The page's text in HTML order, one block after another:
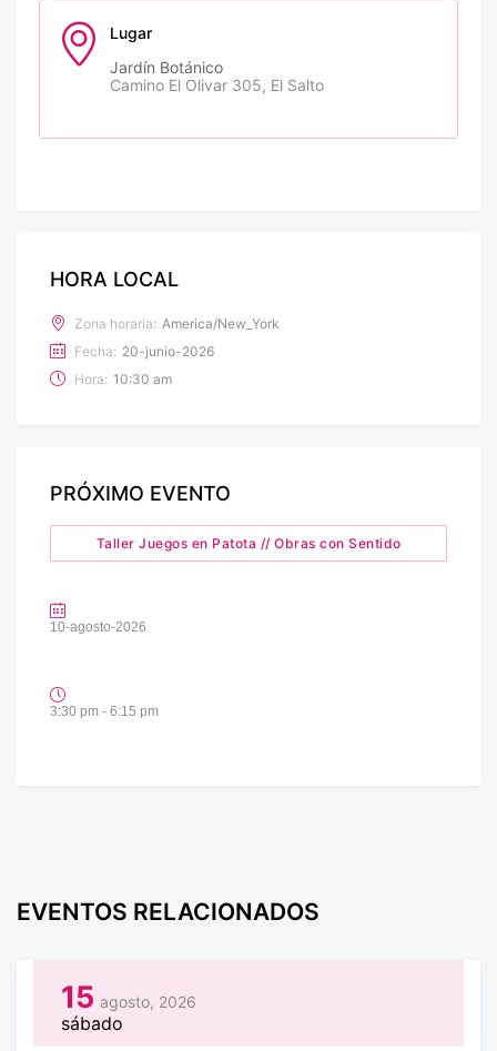
Lugar
Jardín Botánico
Camino El Olivar 305, El Salto
HORA LOCAL
Zona horaria: America/New_York
Fecha: 20-junio-2026
Hora: 10:30 am
PRÓXIMO EVENTO
Taller Juegos en Patota // Obras con Sentido
10-agosto-2026
3:30 pm - 6:15 pm
EVENTOS RELACIONADOS
15 agosto, 2026
sábado